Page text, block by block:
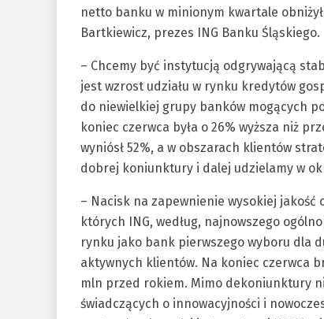
netto banku w minionym kwartale obniżył
Bartkiewicz, prezes ING Banku Śląskiego.
– Chcemy być instytucją odgrywającą
jest wzrost udziału w rynku kredytów
do niewielkiej grupy banków mogących
koniec czerwca była o 26% wyższa niż
wyniósł 52%, a w obszarach klientów
dobrej koniunktury i dalej udzielamy w
– Nacisk na zapewnienie wysokiej
których ING, według, najnowszego
rynku jako bank pierwszego wyboru dla
aktywnych klientów. Na koniec czerwca
mln przed rokiem. Mimo dekoniunktury
świadczących o innowacyjności i